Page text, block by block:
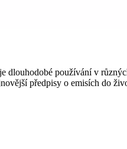
dlouhodobé používání v
předpisy o emisích do